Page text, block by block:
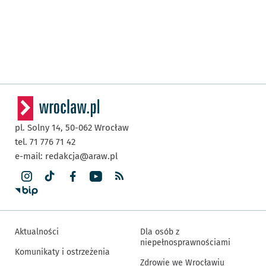
pl. Solny 14, 50-062 Wrocław
tel. 71 776 71 42
e-mail: redakcja@araw.pl
Aktualności
Komunikaty i ostrzeżenia
Dla osób z
niepełnosprawnościami
Zdrowie we Wrocławiu